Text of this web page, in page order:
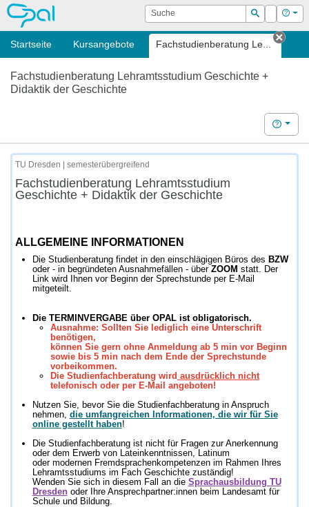
OPAL Suche
Suchen
Login Hilfe
Startseite Kursangebote Fachstudienberatung Le...
Tab
Fachstudienberatung Lehramtsstudium Geschichte +
Didaktik der Geschichte
Hilfe
TU Dresden | semesterübergreifend
Fachstudienberatung Lehramtsstudium
Geschichte + Didaktik der Geschichte
ALLGEMEINE INFORMATIONEN
Die Studienberatung findet in den einschlägigen Büros des BZW
oder - in begründeten Ausnahmefällen - über ZOOM statt. Der
Link wird Ihnen vor Beginn der Sprechstunde per E-Mail
mitgeteilt.
Die TERMINVERGABE über OPAL ist obligatorisch.
Ausnahme: Sollten Sie lediglich eine Unterschrift
benötigen,
können Sie gernohne Anmeldung ab5 min vor Beginn
sowie bis 5 min nach dem Ende der Sprechstunde
vorbeikommen.
Die Studienfachberatung wird ausdrücklichnicht
telefonisch oder per E-Mail angeboten!
Nutzen Sie, bevor Sie die Studienfachberatung in Anspruch
nehmen, die umfangreichen Informationen, die wir für Sie
online gestellt haben!
Die Studienfachberatung ist nicht für Fragen zur Anerkennung
oder dem Erwerb von Lateinkenntnissen, Latinum
oder modernen Fremdsprachenkompetenzen im Rahmen Ihres
Lehramtsstudiums im Fach Geschichte zuständig!
Wenden Sie sich in diesem Fall an die Sprachausbildung TU
Dresden oder Ihre Ansprechpartner:innen beim Landesamt für
Schule und Bildung.